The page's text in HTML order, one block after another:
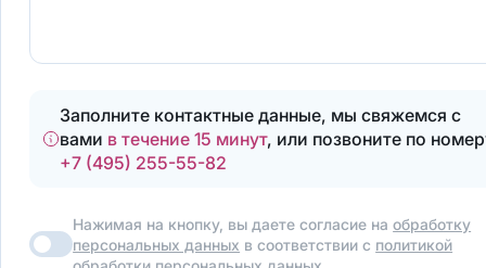
Заполните контактные данные, мы свяжемся с
вами в течение 15 минут, или позвоните по
+7 (495) 255-55-82
Нажимая на кнопку, вы даете согласие наобработку
персональных данных в соответствии с политикой